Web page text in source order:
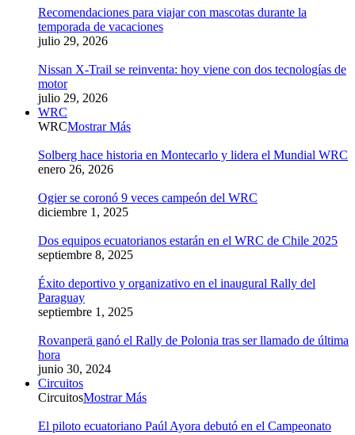
Recomendaciones para viajar con mascotas durante la
temporada de vacaciones
julio 29, 2026
Nissan X-Trail se reinventa: hoy viene con dos tecnologías de
motor
julio 29, 2026
WRC
WRCMostrar Más
Solberg hace historia en Montecarlo y lidera el Mundial WRC
enero 26, 2026
Ogier se coronó 9 veces campeón del WRC
diciembre 1, 2025
Dos equipos ecuatorianos estarán en el WRC de Chile 2025
septiembre 8, 2025
Éxito deportivo y organizativo en el inaugural Rally del
Paraguay
septiembre 1, 2025
Rovanperä ganó el Rally de Polonia tras ser llamado de última
hora
junio 30, 2024
Circuitos
CircuitosMostrar Más
El piloto ecuatoriano Paúl Ayora debutó en el Campeonato